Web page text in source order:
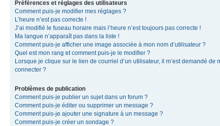
Préférences et réglages des utilisateurs
Comment puis-je modifier mes réglages ?
L’heure n’est pas correcte !
J’ai modifié le fuseau horaire mais l’heure n’est toujours pas correcte !
Ma langue n’apparaît pas dans la liste !
Comment puis-je afficher une image associée à mon nom d’utilisateur ?
Quel est mon rang et comment puis-je le modifier ?
Lorsque je clique sur le lien de courriel d’un utilisateur, il m’est demandé de
connecter ?
Problèmes de publication
Comment puis-je publier un sujet dans un forum ?
Comment puis-je éditer ou supprimer un message ?
Comment puis-je ajouter une signature à un message ?
Comment puis-je créer un sondage ?